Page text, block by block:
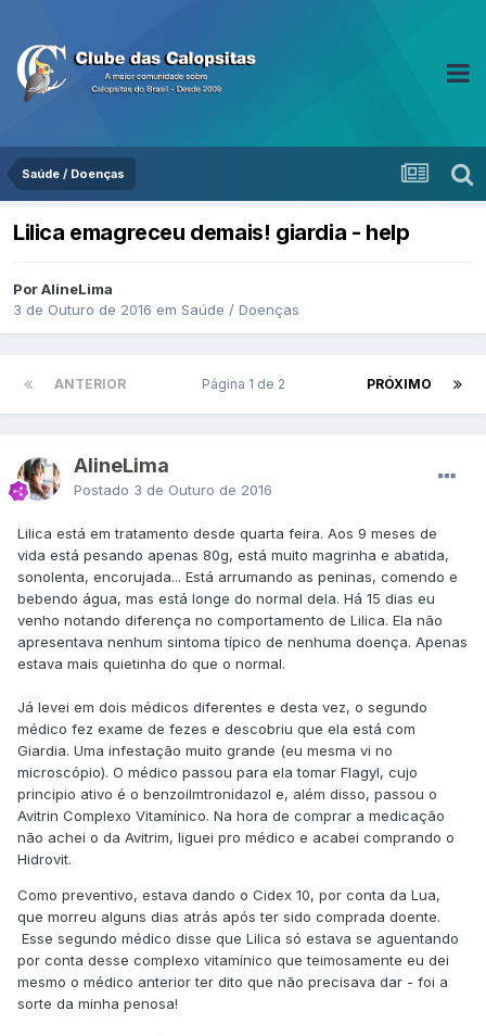
Saúde / Doenças
Lilica emagreceu demais! giardia - help
Por AlineLima
3 de Outuro de 2016 em Saúde / Doenças
ANTERIOR PRÓXIMO
Página 1 de 2
AlineLima
Postado 3 de Outuro de 2016
Lilica está em tratamento desde quarta feira. Aos 9 meses de
vida está pesando apenas 80g, está muito magrinha e abatida,
sonolenta, encorujada... Está arrumando as peninas, comendo e
bebendo água, mas está longe do normal dela. Há 15 dias eu
venho notando diferença no comportamento de Lilica. Ela não
apresentava nenhum sintoma típico de nenhuma doença. Apenas
estava mais quietinha do que o normal.
Já levei em dois médicos diferentes e desta vez, o segundo
médico fez exame de fezes e descobriu que ela está com
Giardia. Uma infestação muito grande (eu mesma vi no
microscópio). O médico passou para ela tomar Flagyl, cujo
principio ativo é o benzoilmtronidazol e, além disso, passou o
Avitrin Complexo Vitamínico. Na hora de comprar a medicação
não achei o da Avitrim, liguei pro médico e acabei comprando o
Hidrovit.
Como preventivo, estava dando o Cidex 10, por conta da Lua,
que morreu alguns dias atrás após ter sido comprada doente.
Esse segundo médico disse que Lilica só estava se aguentando
por conta desse complexo vitamínico que teimosamente eu dei
mesmo o médico anterior ter dito que não precisava dar - foi a
sorte da minha penosa!